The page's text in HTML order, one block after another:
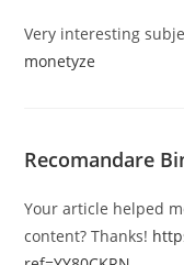
Very interesting
monetyze
Recomandare
Your article helped
content? Thanks!